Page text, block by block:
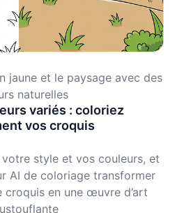
jaune et le paysage avec des
naturelles
variés : coloriez
vos croquis
style et vos couleurs, et
AI de coloriage transformer
croquis en une œuvre d’art